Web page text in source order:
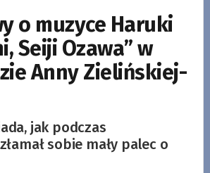
o muzyce Haruki
Seiji Ozawa” w
Anny Zielińskiej-
jak podczas
sobie mały palec o